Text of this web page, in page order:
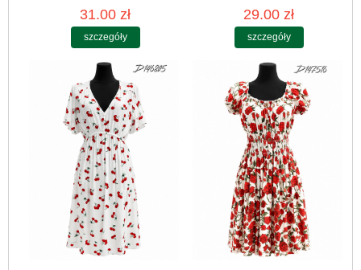
31.00 zł
szczegóły
29.00 zł
szczegóły